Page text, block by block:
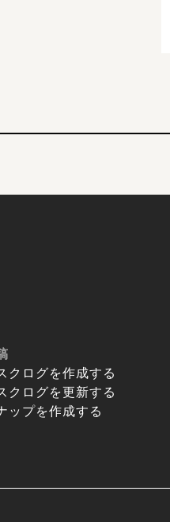
クログを作成する
クログを更新する
ップを作成する